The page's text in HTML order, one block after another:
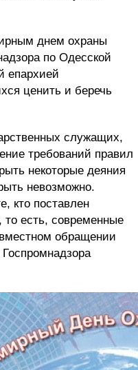
днем охраны
по Одесской
епархией
ценить и беречь
служащих,
требований правил
некоторые деяния
невозможно.
кто поставлен
есть, современные
обращении